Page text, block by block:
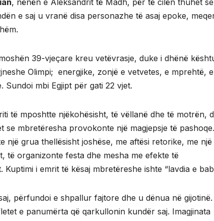
, nënën e Aleksandrit të Madh, për të cilën thuhet
e saj u vranë disa personazhe të asaj epoke,
39-vjeçare kreu vetëvrasje, duke i dhënë
Olimpi; energjike, zonjë e vetvetes, e mprehtë, e
mbi Egjipt për gati 22 vjet.
të mposhtte njëkohësisht, të vëllanë dhe të motrën,
mbretëresha provokonte një magjepsje të pashoqe.
grua thellësisht joshëse, me aftësi retorike, me një
të organizonte festa dhe mesha me efekte të
i emrit të kësaj mbretëreshe ishte “lavdia e
përfundoi e shpallur fajtore dhe u dënua në gijotinë.
e panumërta që qarkullonin kundër saj. Imagjinata